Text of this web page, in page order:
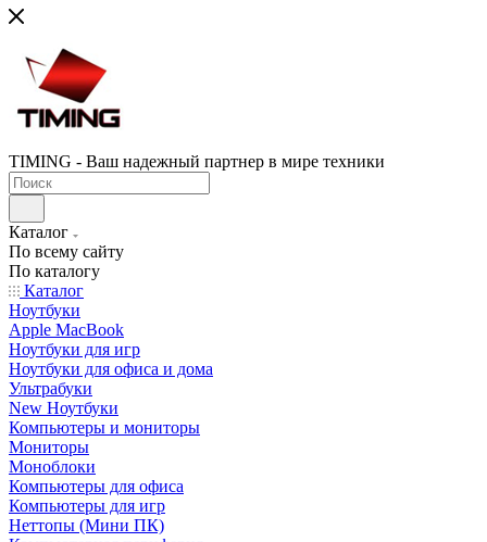
TIMING - Ваш надежный партнер в мире техники
Каталог
По всему сайту
По каталогу
Каталог
Ноутбуки
Apple MacBook
Ноутбуки для игр
Ноутбуки для офиса и дома
Ультрабуки
New Ноутбуки
Компьютеры и мониторы
Мониторы
Моноблоки
Компьютеры для офиса
Компьютеры для игр
Неттопы (Мини ПК)